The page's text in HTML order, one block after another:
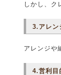
しかし、ク
3.アレン
アレンジや
4.営利目